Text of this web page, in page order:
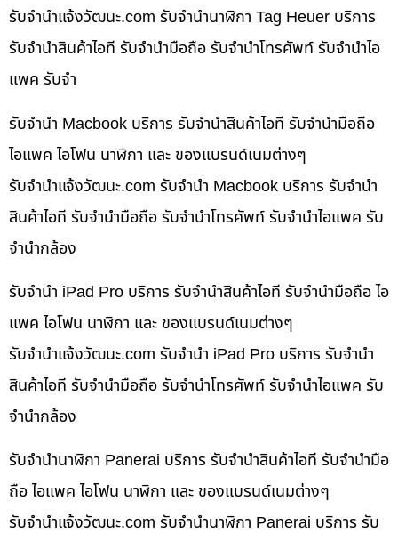
รับจํานําแจ้งวัฒนะ.com รับจำนำนาฬิกา Tag Heuer บริการ
รับจำนำสินค้าไอที รับจำนำมือถือ รับจำนำโทรศัพท์ รับจำนำไอ
แพค รับจำ
รับจำนำ Macbook บริการ รับจำนำสินค้าไอที รับจำนำมือถือ
ไอแพค ไอโฟน นาฬิกา และ ของแบรนด์เนมต่างๆ
รับจํานําแจ้งวัฒนะ.com รับจำนำ Macbook บริการ รับจำนำ
สินค้าไอที รับจำนำมือถือ รับจำนำโทรศัพท์ รับจำนำไอแพค รับ
จำนำกล้อง
รับจำนำ iPad Pro บริการ รับจำนำสินค้าไอที รับจำนำมือถือ ไอ
แพค ไอโฟน นาฬิกา และ ของแบรนด์เนมต่างๆ
รับจํานําแจ้งวัฒนะ.com รับจำนำ iPad Pro บริการ รับจำนำ
สินค้าไอที รับจำนำมือถือ รับจำนำโทรศัพท์ รับจำนำไอแพค รับ
จำนำกล้อง
รับจำนำนาฬิกา Panerai บริการ รับจำนำสินค้าไอที รับจำนำมือ
ถือ ไอแพค ไอโฟน นาฬิกา และ ของแบรนด์เนมต่างๆ
รับจํานําแจ้งวัฒนะ.com รับจำนำนาฬิกา Panerai บริการ รับ